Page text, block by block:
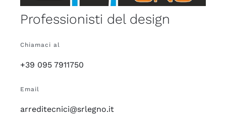
Professionisti del design
Chiamaci al
+39 095 7911750
Email
arreditecnici@srlegno.it